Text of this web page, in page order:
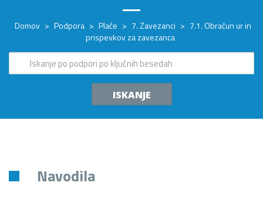
Domov > Podpora > Plače > 7. Zavezanci > 7.1. Obračun ur in
prispevkov za zavezanca
ISKANJE
Navodila